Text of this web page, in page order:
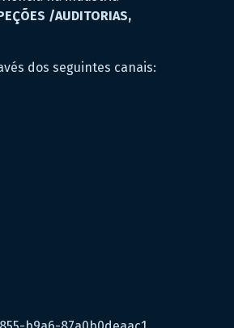
/AUDITORIAS,
dos seguintes canais: